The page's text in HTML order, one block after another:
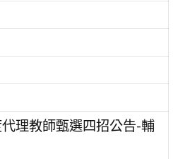
理教師甄選四招公告-輔